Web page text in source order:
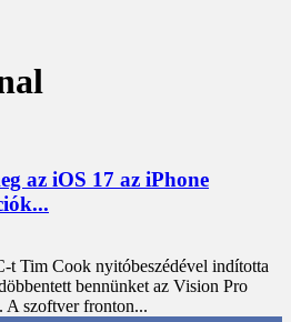
az iOS 17 az iPhone
t Tim Cook nyitóbeszédével indította
bennünket az Vision Pro
A szoftver fronton...